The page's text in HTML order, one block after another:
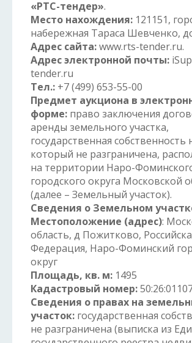
«РТС-тендер».
Место нахождения: 121151,
набережная Тараса Шевченко,
Адрес сайта:www.rts-tender.ru.
Адрес электронной почты:
tender.ru
Тел.: +7 (499) 653-55-00
Предмет аукциона в
форме: право заключения
аренды земельного участка,
государственная собственность
который не разграничена,
на территории Наро-
городского округа Московской
(далее – Земельный участок).
Сведения о Земельном
Местоположение (адрес):
область, д Пожитково,
Федерация, Наро-Фоминский
округ
Площадь, кв. м: 1495
Кадастровый номер:
Сведения о правах на
участок: государственная
не разграничена (выписка из